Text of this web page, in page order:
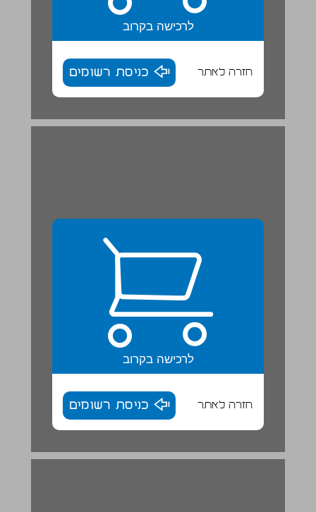
לרכישה בקרוב
חזרה לאתר כניסת רשומים
השוואה ... 28
לרכישה בקרוב
חזרה לאתר כניסת רשומים